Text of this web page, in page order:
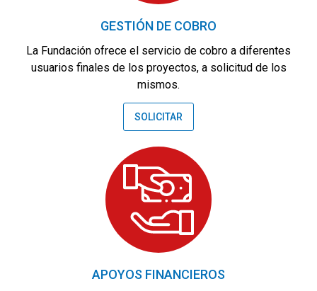
GESTIÓN DE COBRO
La Fundación ofrece el servicio de cobro a diferentes
usuarios finales de los proyectos, a solicitud de los
mismos.
SOLICITAR
APOYOS FINANCIEROS